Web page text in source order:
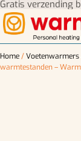
Gratis verzending
Home/Voetenwarmers
warmtestanden –